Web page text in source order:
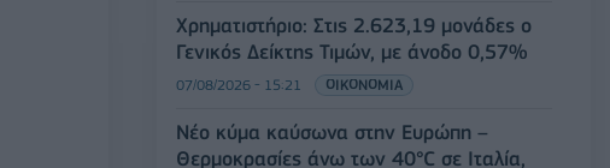
Χρηματιστήριο: Στις 2.623,19 μονάδες ο
Γενικός Δείκτης Τιμών, με άνοδο 0,57%
07/08/2026 - 15:21 ΟΙΚΟΝΟΜΙΑ
Νέο κύμα καύσωνα στην Ευρώπη –
Θερμοκρασίες άνω των 40°C σε Ιταλία,